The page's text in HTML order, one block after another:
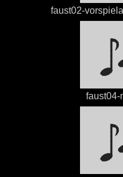
faust02-
faust04-